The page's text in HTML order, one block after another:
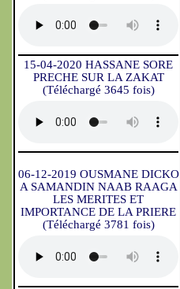
15-04-2020 HASSANE SORE
PRECHE SUR LA ZAKAT
(Téléchargé 3645 fois)
06-12-2019 OUSMANE DICKO
A SAMANDIN NAAB RAAGA
LES MERITES ET
IMPORTANCE DE LA PRIERE
(Téléchargé 3781 fois)